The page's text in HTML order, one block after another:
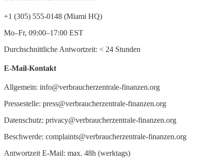
+1 (305) 555-0148 (Miami HQ)
Mo–Fr, 09:00–17:00 EST
Durchschnittliche Antwortzeit: < 24 Stunden
E-Mail-Kontakt
Allgemein: info@verbraucherzentrale-finanzen.org
Pressestelle: press@verbraucherzentrale-finanzen.org
Datenschutz: privacy@verbraucherzentrale-finanzen.org
Beschwerde: complaints@verbraucherzentrale-finanzen.org
Antwortzeit E-Mail: max. 48h (werktags)